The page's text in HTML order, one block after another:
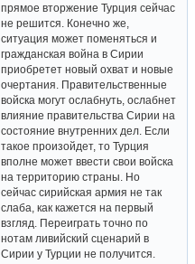
прямое вторжение Турция сейчас
не решится. Конечно же,
ситуация может поменяться и
гражданская война в Сирии
приобретет новый охват и новые
очертания. Правительственные
войска могут ослабнуть, ослабнет
влияние правительства Сирии на
состояние внутренних дел. Если
такое произойдет, то Турция
вполне может ввести свои войска
на территорию страны. Но
сейчас сирийская армия не так
слаба, как кажется на первый
взгляд. Переиграть точно по
нотам ливийский сценарий в
Сирии у Турции не получится.